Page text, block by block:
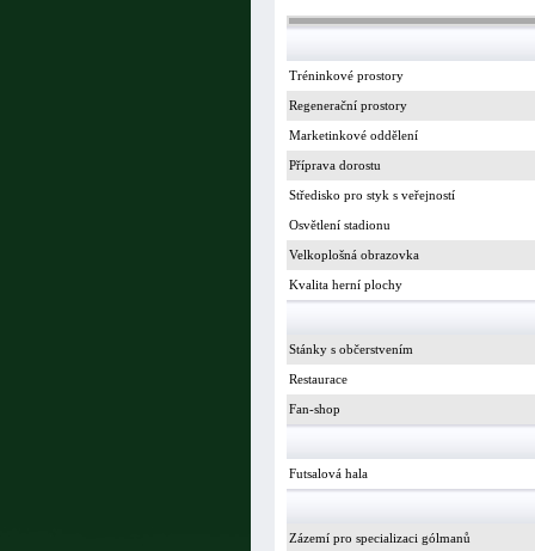
Tréninkové prostory
Regenerační prostory
Marketinkové oddělení
Příprava dorostu
Středisko pro styk s veřejností
Osvětlení stadionu
Velkoplošná obrazovka
Kvalita herní plochy
Stánky s občerstvením
Restaurace
Fan-shop
Futsalová hala
Zázemí pro specializaci gólmanů